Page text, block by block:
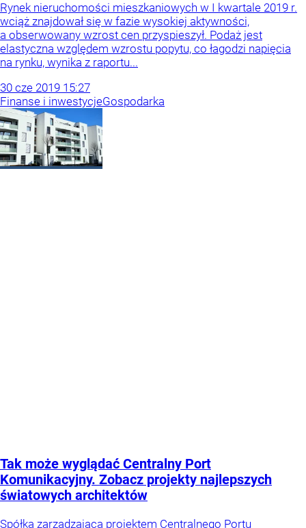
Rynek nieruchomości mieszkaniowych w I kwartale 2019 r.
wciąż znajdował się w fazie wysokiej aktywności,
a obserwowany wzrost cen przyspieszył. Podaż jest
elastyczna względem wzrostu popytu, co łagodzi napięcia
na rynku, wynika z raportu...
30 cze 2019 15:27
Finanse i inwestycjeGospodarka
Tak może wyglądać Centralny Port
Komunikacyjny. Zobacz projekty najlepszych
światowych architektów
Spółka zarządzająca projektem Centralnego Portu